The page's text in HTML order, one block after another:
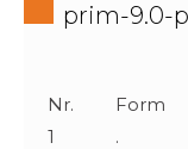
prim-9.0-
Nr. Form
1
.